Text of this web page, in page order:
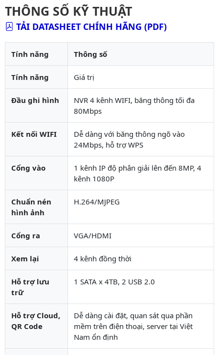
THÔNG SỐ KỸ THUẬT
TẢI DATASHEET CHÍNH HÃNG (PDF)
Tính năng Thông số
Tính năng Giá trị
Đầu ghi hình
NVR 4 kênh WIFI, băng thông tối đa
80Mbps
Kết nối WIFI
Dễ dàng với băng thông ngõ vào
24Mbps, hỗ trợ WPS
Cổng vào
1 kênh IP độ phân giải lên đến 8MP, 4
kênh 1080P
Chuẩn nén
hình ảnh
H.264/MJPEG
Cổng ra VGA/HDMI
Xem lại 4 kênh đồng thời
Hỗ trợ lưu
trữ
1 SATA x 4TB, 2 USB 2.0
Hỗ trợ Cloud,
QR Code
Dễ dàng cài đặt, quan sát qua phần
mềm trên điện thoại, server tại Việt
Nam ổn định